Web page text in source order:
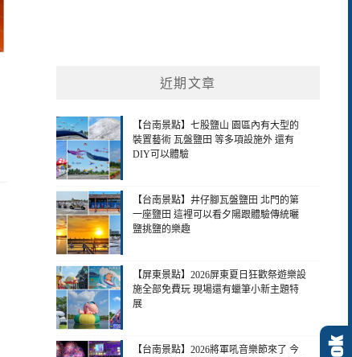
近期文章
【台南景點】七股鹽山 園區內有大型的
裝置藝術 瓦盤鹽田 等多項設施外 還有
DIY可以體驗
【台南景點】井仔腳瓦盤鹽田 北門的第
一座鹽田 這裡可以看夕陽跟體驗傳統曬
鹽挑鹽的樂趣
【屏東景點】2026屏東夏日狂歡祭遊樂設
施全部免費玩 現場還有蠟筆小新主題特
展
【台南景點】2026將軍吼音樂節來了 今